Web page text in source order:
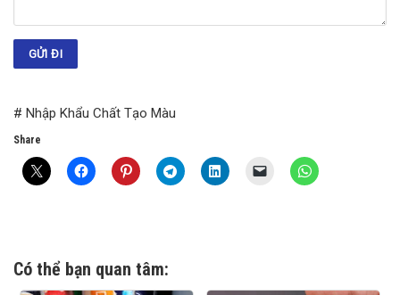
# Nhập Khẩu Chất Tạo Màu
Share
Có thể bạn quan tâm: